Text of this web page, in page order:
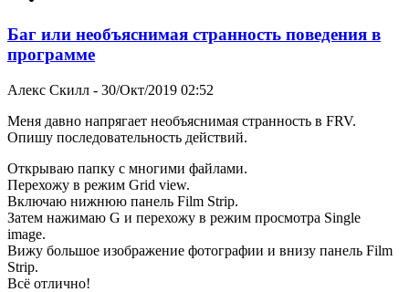
Баг или необъяснимая странность поведения в
программе
Алекс Скилл - 30/Окт/2019 02:52
Меня давно напрягает необъяснимая странность в FRV.
Опишу последовательность действий.
Открываю папку с многими файлами.
Перехожу в режим Grid view.
Включаю нижнюю панель Film Strip.
Затем нажимаю G и перехожу в режим просмотра Single
image.
Вижу большое изображение фотографии и внизу панель Film
Strip.
Всё отлично!